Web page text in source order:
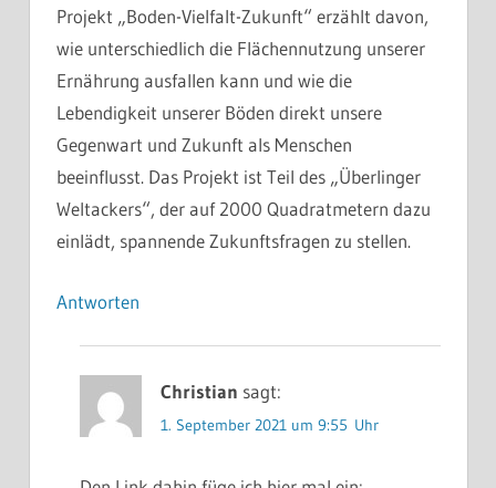
Projekt „Boden-Vielfalt-Zukunft“ erzählt davon,
wie unterschiedlich die Flächennutzung unserer
Ernährung ausfallen kann und wie die
Lebendigkeit unserer Böden direkt unsere
Gegenwart und Zukunft als Menschen
beeinflusst. Das Projekt ist Teil des „Überlinger
Weltackers“, der auf 2000 Quadratmetern dazu
einlädt, spannende Zukunftsfragen zu stellen.
Antworten
Christian sagt:
1. September 2021 um 9:55 Uhr